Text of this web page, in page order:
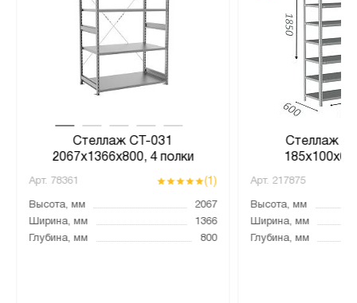
Стеллаж СТ-031
2067x1366x800, 4 полки
Арт. 78361 (1)
Высота, мм
2067
Ширина, мм
1366
Глубина, мм
800
Стеллаж
Арт. 217875
Высота, мм
Ширина, мм
Глубина, мм